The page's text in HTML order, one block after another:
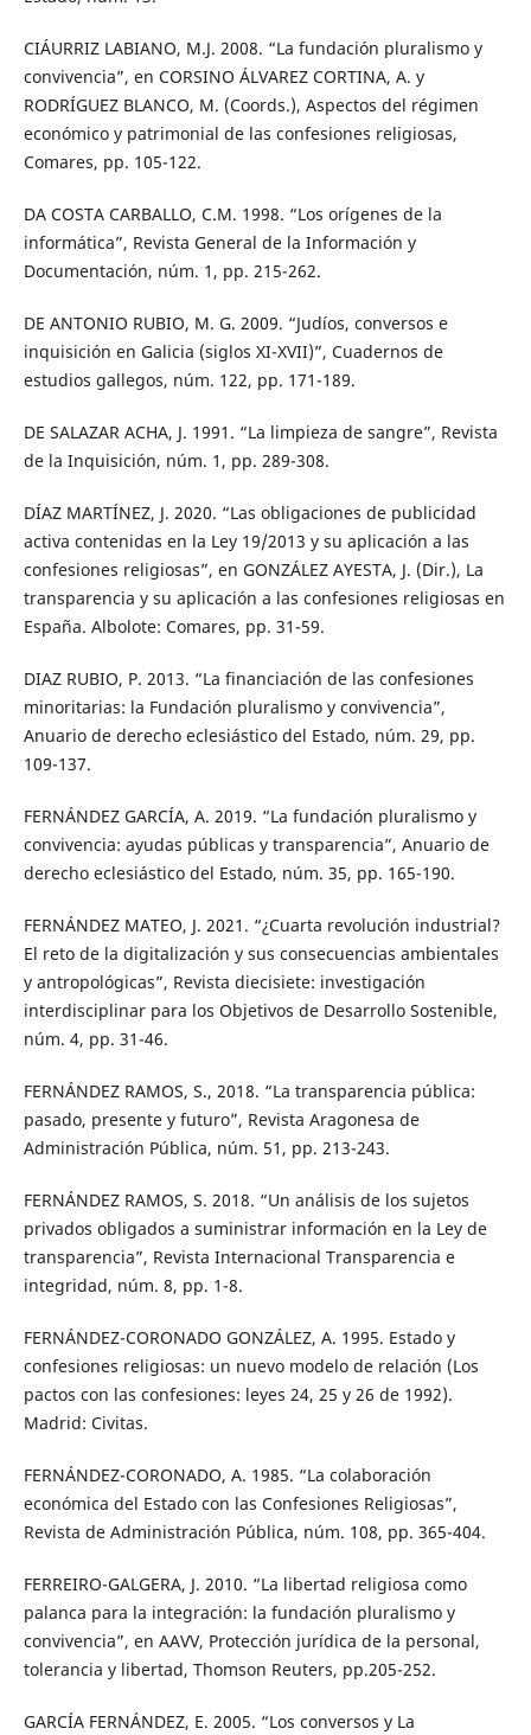
CIÁURRIZ LABIANO, M.J. 2008. “La fundación pluralismo y
convivencia”, en CORSINO ÁLVAREZ CORTINA, A. y
RODRÍGUEZ BLANCO, M. (Coords.), Aspectos del régimen
económico y patrimonial de las confesiones religiosas,
Comares, pp. 105-122.
DA COSTA CARBALLO, C.M. 1998. “Los orígenes de la
informática”, Revista General de la Información y
Documentación, núm. 1, pp. 215-262.
DE ANTONIO RUBIO, M. G. 2009. “Judíos, conversos e
inquisición en Galicia (siglos XI-XVII)”, Cuadernos de
estudios gallegos, núm. 122, pp. 171-189.
DE SALAZAR ACHA, J. 1991. “La limpieza de sangre”, Revista
de la Inquisición, núm. 1, pp. 289-308.
DÍAZ MARTÍNEZ, J. 2020. “Las obligaciones de publicidad
activa contenidas en la Ley 19/2013 y su aplicación a las
confesiones religiosas”, en GONZÁLEZ AYESTA, J. (Dir.), La
transparencia y su aplicación a las confesiones religiosas en
España. Albolote: Comares, pp. 31-59.
DIAZ RUBIO, P. 2013. “La financiación de las confesiones
minoritarias: la Fundación pluralismo y convivencia”,
Anuario de derecho eclesiástico del Estado, núm. 29, pp.
109-137.
FERNÁNDEZ GARCÍA, A. 2019. “La fundación pluralismo y
convivencia: ayudas públicas y transparencia”, Anuario de
derecho eclesiástico del Estado, núm. 35, pp. 165-190.
FERNÁNDEZ MATEO, J. 2021. “¿Cuarta revolución industrial?
El reto de la digitalización y sus consecuencias ambientales
y antropológicas”, Revista diecisiete: investigación
interdisciplinar para los Objetivos de Desarrollo Sostenible,
núm. 4, pp. 31-46.
FERNÁNDEZ RAMOS, S., 2018. “La transparencia pública:
pasado, presente y futuro”, Revista Aragonesa de
Administración Pública, núm. 51, pp. 213-243.
FERNÁNDEZ RAMOS, S. 2018. “Un análisis de los sujetos
privados obligados a suministrar información en la Ley de
transparencia”, Revista Internacional Transparencia e
integridad, núm. 8, pp. 1-8.
FERNÁNDEZ-CORONADO GONZÁLEZ, A. 1995. Estado y
confesiones religiosas: un nuevo modelo de relación (Los
pactos con las confesiones: leyes 24, 25 y 26 de 1992).
Madrid: Civitas.
FERNÁNDEZ-CORONADO, A. 1985. “La colaboración
económica del Estado con las Confesiones Religiosas”,
Revista de Administración Pública, núm. 108, pp. 365-404.
FERREIRO-GALGERA, J. 2010. “La libertad religiosa como
palanca para la integración: la fundación pluralismo y
convivencia”, en AAVV, Protección jurídica de la personal,
tolerancia y libertad, Thomson Reuters, pp.205-252.
GARCÍA FERNÁNDEZ, E. 2005. “Los conversos y La